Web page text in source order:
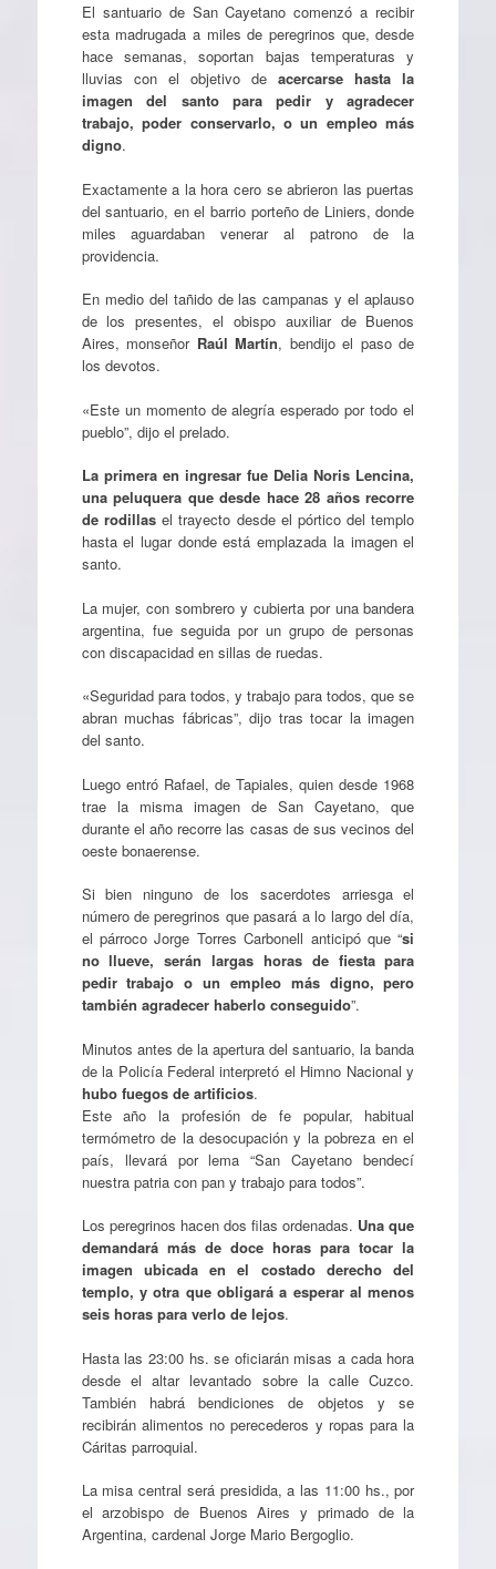
El santuario de San Cayetano comenzó a recibir
esta madrugada a miles de peregrinos que, desde
hace semanas, soportan bajas temperaturas y
lluvias con el objetivo de acercarse hasta la
imagen del santo para pedir y agradecer
trabajo, poder conservarlo, o un empleo más
digno.
Exactamente a la hora cero se abrieron las puertas
del santuario, en el barrio porteño de Liniers, donde
miles aguardaban venerar al patrono de la
providencia.
En medio del tañido de las campanas y el aplauso
de los presentes, el obispo auxiliar de Buenos
Aires, monseñor Raúl Martín, bendijo el paso de
los devotos.
«Este un momento de alegría esperado por todo el
pueblo”, dijo el prelado.
La primera en ingresar fue Delia Noris Lencina,
una peluquera que desde hace 28 años recorre
de rodillasel trayecto desde el pórtico del templo
hasta el lugar donde está emplazada la imagen el
santo.
La mujer, con sombrero y cubierta por una bandera
argentina, fue seguida por un grupo de personas
con discapacidad en sillas de ruedas.
«Seguridad para todos, y trabajo para todos, que se
abran muchas fábricas”, dijo tras tocar la imagen
del santo.
Luego entró Rafael, de Tapiales, quien desde 1968
trae la misma imagen de San Cayetano, que
durante el año recorre las casas de sus vecinos del
oeste bonaerense.
Si bien ninguno de los sacerdotes arriesga el
número de peregrinos que pasará a lo largo del día,
el párroco Jorge Torres Carbonell anticipó que “si
no llueve, serán largas horas de fiesta para
pedir trabajo o un empleo más digno, pero
también agradecer haberlo conseguido”.
Minutos antes de la apertura del santuario, la banda
de la Policía Federal interpretó el Himno Nacional y
hubo fuegos de artificios.
Este año la profesión de fe popular, habitual
termómetro de la desocupación y la pobreza en el
país, llevará por lema “San Cayetano bendecí
nuestra patria con pan y trabajo para todos”.
Los peregrinos hacen dos filas ordenadas. Una que
demandará más de doce horas para tocar la
imagen ubicada en el costado derecho del
templo, y otra que obligará a esperar al menos
seis horas para verlo de lejos.
Hasta las 23:00 hs. se oficiarán misas a cada hora
desde el altar levantado sobre la calle Cuzco.
También habrá bendiciones de objetos y se
recibirán alimentos no perecederos y ropas para la
Cáritas parroquial.
La misa central será presidida, a las 11:00 hs., por
el arzobispo de Buenos Aires y primado de la
Argentina, cardenal Jorge Mario Bergoglio.